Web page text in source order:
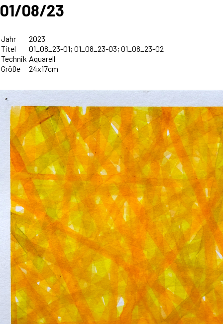
01/08/23
Jahr
2023
Titel
01_08_23-01; 01_08_23-03; 01_08_23-02
Technik Aquarell
Größe
24x17cm